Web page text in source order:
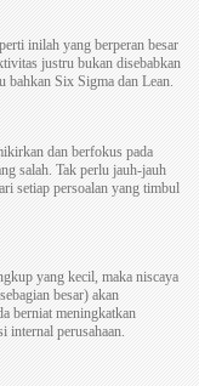
inilah yang berperan besar
justru bukan disebabkan
bahkan Six Sigma dan Lean.
dan berfokus pada
salah. Tak perlu jauh-jauh
setiap persoalan yang timbul
yang kecil, maka niscaya
besar) akan
berniat meningkatkan
internal perusahaan.